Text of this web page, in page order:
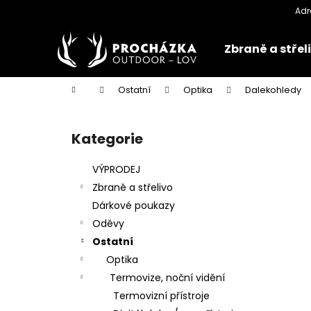
Zbraně a
Domů Ostatní Optika Dalekohledy
Přeskočit
kategorie
Kategorie
VÝPRODEJ
Zbraně a střelivo
Dárkové poukazy
Oděvy
Ostatní
Optika
Termovize, noční vidění
Termovizní přístroje
k
Zpět
obchodu
Zpět
obchodu